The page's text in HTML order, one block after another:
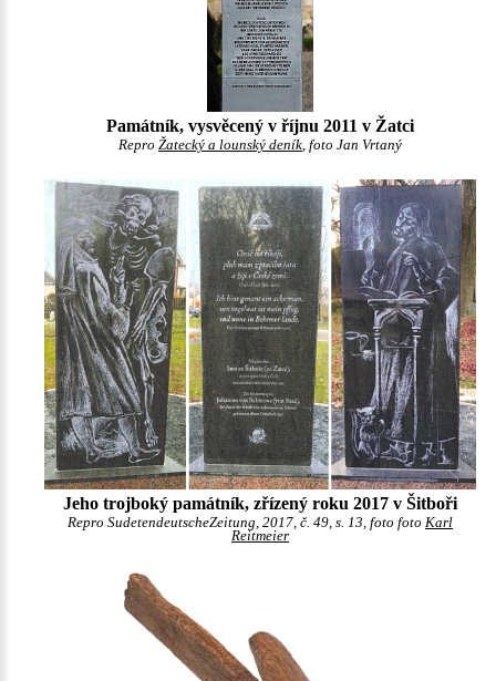
Památník, vysvěcený v říjnu 2011 v Žatci
Repro Žatecký a lounský deník , foto Jan Vrtaný
Jeho trojboký památník, zřízený roku 2017 v Šitboři
Repro SudetendeutscheZeitung, 2017, č. 49, s. 13, foto foto Karl
Reitmeier